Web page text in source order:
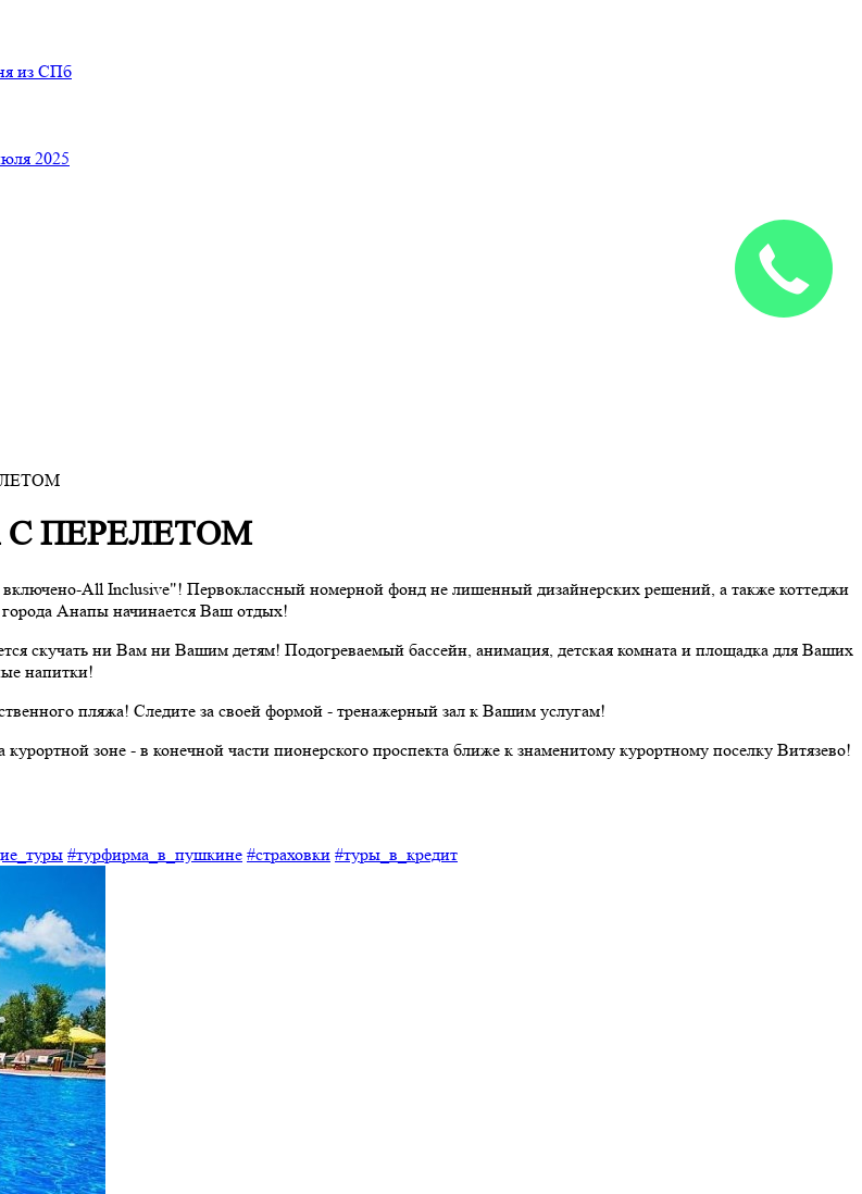
из СПб
2025
С ПЕРЕЛЕТОМ
All Inclusive"! Первоклассный номерной фонд не лишенный дизайнерских решений, а также коттеджи
города Анапы начинается Ваш отдых!
скучать ни Вам ни Вашим детям! Подогреваемый бассейн, анимация, детская комната и площадка для Ваших
напитки!
пляжа! Следите за своей формой - тренажерный зал к Вашим услугам!
зоне - в конечной части пионерского проспекта ближе к знаменитому курортному поселку Витязево!
#турфирма_в_пушкине #cтраховки #туры_в_кредит
Закажите
звонок